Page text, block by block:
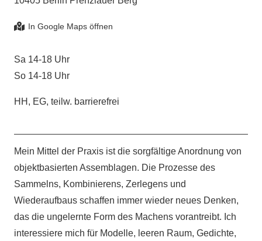
Sa 14-18 Uhr
So 14-18 Uhr
HH, EG, teilw. barrierefrei
Mein Mittel der Praxis ist die sorgfältige Anordnung von
objektbasierten Assemblagen. Die Prozesse des
Sammelns, Kombinierens, Zerlegens und
Wiederaufbaus schaffen immer wieder neues Denken,
das die ungelernte Form des Machens vorantreibt. Ich
interessiere mich für Modelle, leeren Raum, Gedichte,